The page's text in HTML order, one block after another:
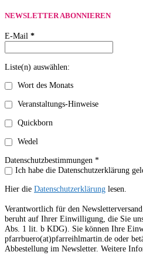
NEWSLETTER ABONNIEREN
E-Mail *
Liste(n) auswählen:
Wort des Monats
Veranstaltungs-Hinweise
Quickborn
Wedel
Datenschutzbestimmungen *
Ich habe die Datenschutzerklärung
Hier die Datenschutzerklärung lesen.
Verantwortlich für den
beruht auf Ihrer Einwilligung, die Sie
Abs. 1 lit. b KDG). Sie können Ihre
pfarrbuero(at)pfarreihlmartin.de oder
Abbestellung im Newsletter. Weitere